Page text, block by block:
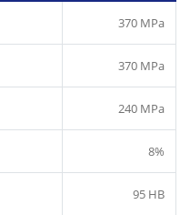
370 MPa
370 MPa
240 MPa
8%
95 HB